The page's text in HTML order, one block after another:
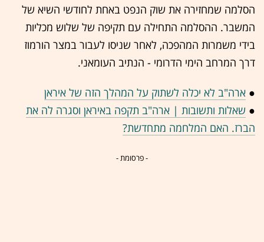
הסלמה שמחזירה את שוק הנפט באחת לחודשי השיא של
המשבר. ההסלמה התחילה עם תקיפה של שלוש מכליות
בידי משמרות המהפכה, לאחר שניסו לעבור במצר הורמוז
דרך המרחב הימי הדרומי - הנתיב העומאני.
● ארה"ב לא יכלה לשתוק על המהלך הזה של איראן
● שאלות ותשובות | ארה"ב תקפה באיראן וסגרה לה את
הברז. האם המלחמה מתחדשת?
- פרסומת -